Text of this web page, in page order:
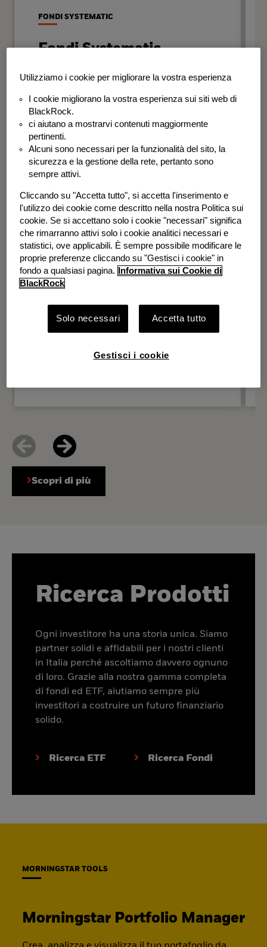
FONDI SYSTEMATIC
Fondi Systematic
Strategie quantitative basate sui dati
disciplinato e coerente nel tempo.
BSF Systematic World Equity Fund
BGF Systematic Global Equity High
Income Fund
Scopri di più
Ricerca Prodotti
Ogni investitore ha una storia unica. Siamo
partner solidi e affidabili per i nostri clienti
in Italia perché ascoltiamo davvero ognuno
di loro. Grazie alla nostra gamma completa
di fondi ed ETF, aiutiamo sempre più
investitori a costruire un futuro finanziario
solido.
Ricerca ETF Ricerca Fondi
MORNINGSTAR TOOLS
Morningstar Portfolio Manager
Utilizziamo i cookie per migliorare la vostra esperienza
I cookie migliorano la vostra esperienza sui siti web di
BlackRock.
ci aiutano a mostrarvi contenuti maggiormente
pertinenti.
Alcuni sono necessari per la funzionalità del sito, la
sicurezza e la gestione della rete, pertanto sono
sempre attivi.
Cliccando su "Accetta tutto", si accetta l'inserimento e
l'utilizzo dei cookie come descritto nella nostra Politica sui
cookie. Se si accettano solo i cookie "necessari" significa
che rimarranno attivi solo i cookie analitici necessari e
statistici, ove applicabili. È sempre possibile modificare le
proprie preferenze cliccando su "Gestisci i cookie" in
fondo a qualsiasi pagina.
Informativa sui Cookie di
BlackRock
Solo necessari Accetta tutto
Gestisci i cookie